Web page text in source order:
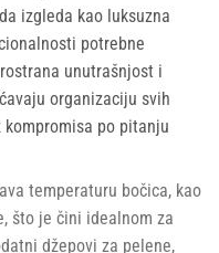
izgleda kao luksuzna
potrebne
unutrašnjost i
organizaciju svih
po pitanju
temperaturu bočica, kao
što je čini idealnom za
džepovi za pelene,